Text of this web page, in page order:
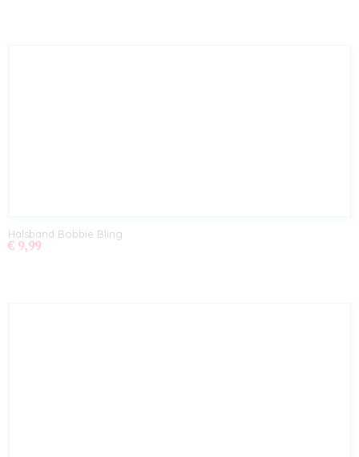
Halsband Bobbie Bling
€ 9,99